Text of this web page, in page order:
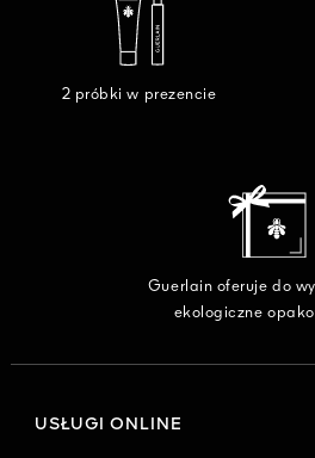
2 próbki w prezencie
Guerlain oferuje do
ekologiczne
USŁUGI ONLINE